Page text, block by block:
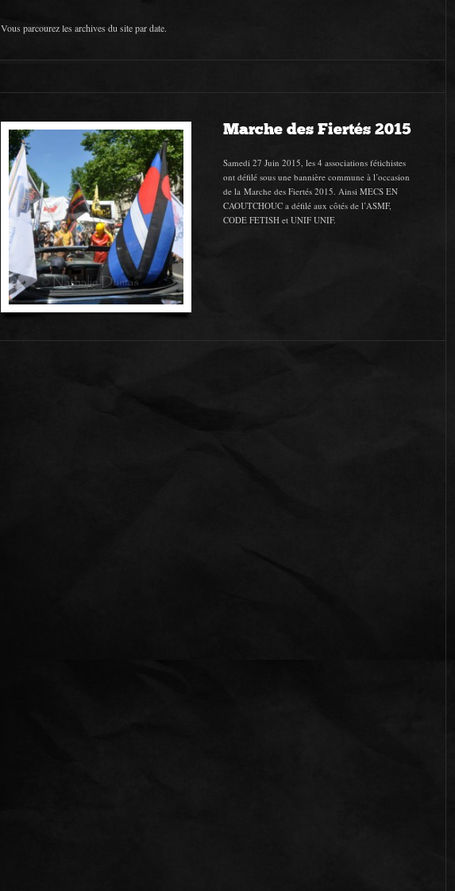
Vous parcourez les archives du site par date.
Marche des Fiertés 2015
Samedi 27 Juin 2015, les 4 associations fétichistes
ont défilé sous une bannière commune à l’occasion
de la Marche des Fiertés 2015. Ainsi MECS EN
CAOUTCHOUC a défilé aux côtés de l’ASMF,
CODE FETISH et UNIF UNIF.